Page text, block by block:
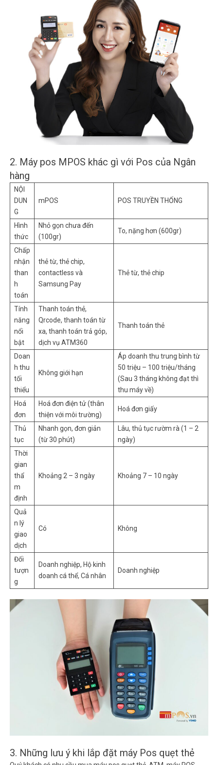
2. Máy pos MPOS khác gì với Pos của Ngân
hàng
NỘI
DUN
G
mPOS POS TRUYỀN THỐNG
Hình
thức
Nhỏ gọn chưa đến
(100gr)
To, nặng hơn (600gr)
Chấp
nhận
than
h
toán
thẻ từ, thẻ chip,
contactless và
Samsung Pay
Thẻ từ, thẻ chip
Tính
năng
nổi
bật
Thanh toán thẻ,
Qrcode, thanh toán từ
xa, thanh toán trả góp,
dịch vụ ATM360
Thanh toán thẻ
Doan
h thu
tối
thiểu
Không giới hạn
Áp doanh thu trung bình từ
50 triệu – 100 triệu/tháng
(Sau 3 tháng không đạt thì
thu máy về)
Hoá
đơn
Hoá đơn điện tử (thân
thiện với môi trường)
Hoá đơn giấy
Thủ
tục
Nhanh gọn, đơn giản
(từ 30 phút)
Lâu, thủ tục rườm rà (1 – 2
ngày)
Thời
gian
thẩ
m
định
Khoảng 2 – 3 ngày Khoảng 7 – 10 ngày
Quả
n lý
giao
dịch
Có Không
Đối
tượn
g
Doanh nghiệp, Hộ kinh
doanh cá thể, Cá nhân
Doanh nghiệp
3. Những lưu ý khi lắp đặt máy Pos quẹt thẻ